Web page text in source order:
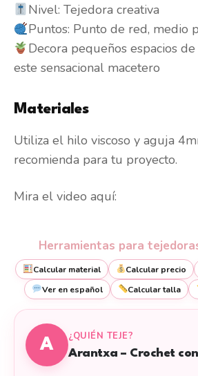
Nivel: Tejedora creativa
Puntos: Punto de red, medio
Decora pequeños espacios
este sensacional macetero
Materiales
Utiliza el hilo viscoso y aguja
recomienda para tu proyecto.
Mira el video aquí:
Herramientas para
Calcular material Calcular precio
Ver en español
Calcular talla
A
¿QUIÉN TEJE?
Arantxa – Crochet